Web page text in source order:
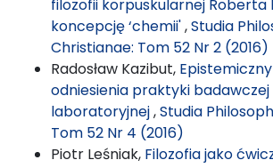
filozofii korpuskularnej Roberta
koncepcję ‘chemii',Studia
Christianae: Tom 52 Nr 2 (2016)
Radosław Kazibut, Epistemiczny
odniesienia praktyki badawczej
laboratoryjnej,Studia
Tom 52 Nr 4 (2016)
Piotr Leśniak, Filozofia jako